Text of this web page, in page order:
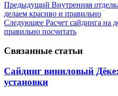
Предыдущий Внутренняя
делаем красиво и правильно
Следующее Расчет сайдинга на
правильно посчитать
Связанные статьи
Сайдинг виниловый Дёке:
установки